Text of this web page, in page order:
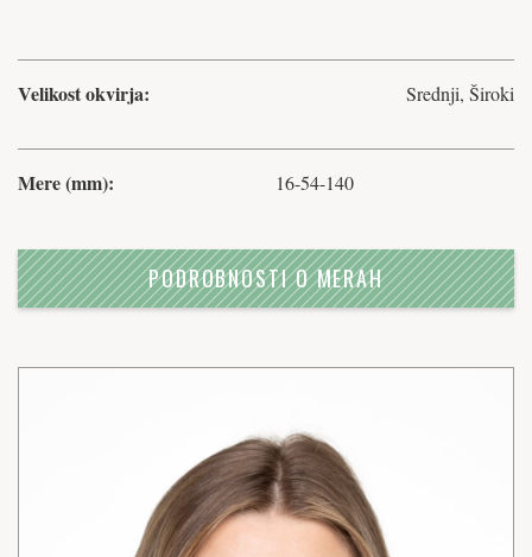
Velikost okvirja: Srednji, Široki
Mere (mm): 16-54-140
PODROBNOSTI O MERAH